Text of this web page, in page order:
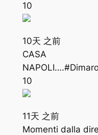
10
10天 之前
CASA
10
11天 之前
Momenti dalla